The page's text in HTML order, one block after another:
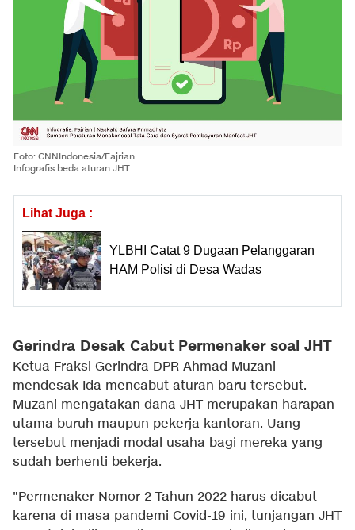
Foto: CNNIndonesia/Fajrian
Infografis beda aturan JHT
Lihat Juga :
YLBHI Catat 9 Dugaan Pelanggaran
HAM Polisi di Desa Wadas
Gerindra Desak Cabut Permenaker soal JHT
Ketua Fraksi Gerindra DPR Ahmad Muzani
mendesak Ida mencabut aturan baru tersebut.
Muzani mengatakan dana JHT merupakan harapan
utama buruh maupun pekerja kantoran. Uang
tersebut menjadi modal usaha bagi mereka yang
sudah berhenti bekerja.
"Permenaker Nomor 2 Tahun 2022 harus dicabut
karena di masa pandemi Covid-19 ini, tunjangan JHT